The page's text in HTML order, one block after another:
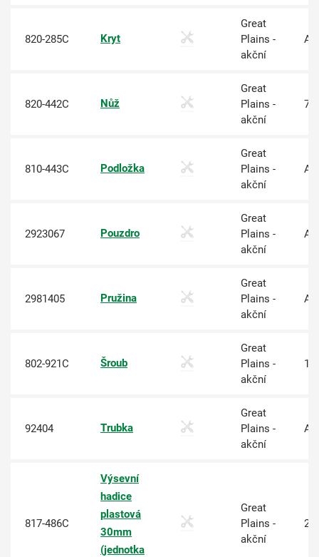
820-285C Kryt
Great
Plains -
akční
820-442C Nůž
Great
Plains -
akční
810-443C Podložka
Great
Plains -
akční
2923067 Pouzdro
Great
Plains -
akční
2981405 Pružina
Great
Plains -
akční
802-921C Šroub
Great
Plains -
akční
92404 Trubka
Great
Plains -
akční
817-486C
Výsevní
hadice
plastová
30mm
(jednotka
Great
Plains -
akční